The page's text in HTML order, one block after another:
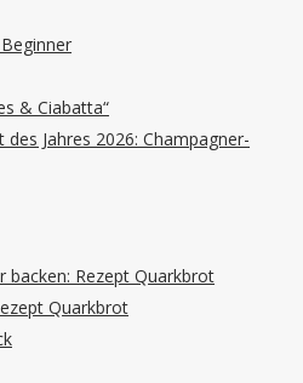
& Ciabatta“
Jahres 2026: Champagner-
backen: Rezept Quarkbrot
Quarkbrot